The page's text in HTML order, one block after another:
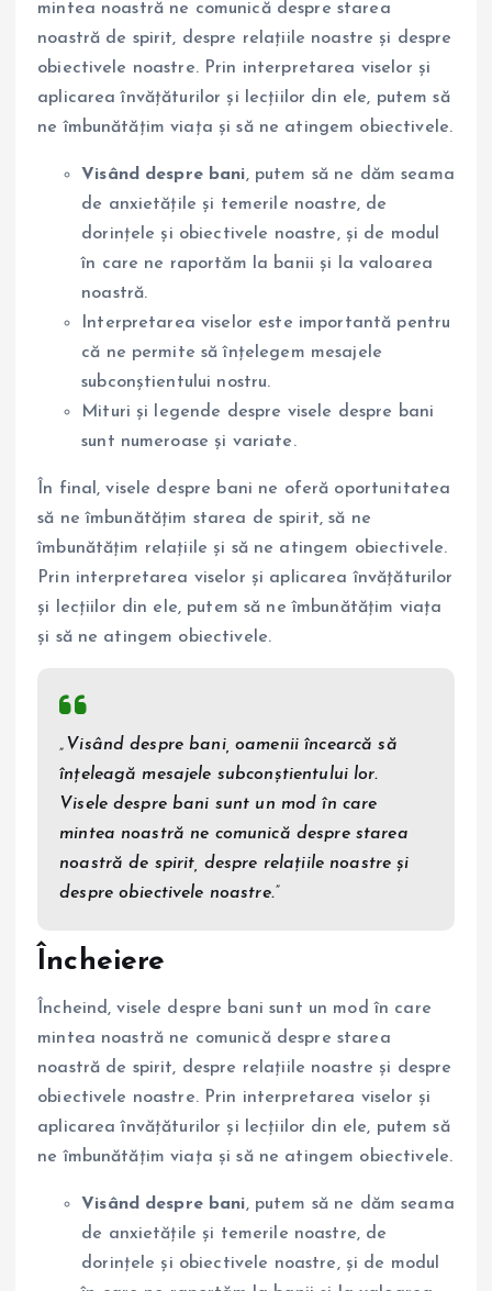
mintea noastră ne comunică despre starea
noastră de spirit, despre relațiile noastre și despre
obiectivele noastre. Prin interpretarea viselor și
aplicarea învățăturilor și lecțiilor din ele, putem să
ne îmbunătățim viața și să ne atingem obiectivele.
Visând despre bani, putem să ne dăm seama
de anxietățile și temerile noastre, de
dorințele și obiectivele noastre, și de modul
în care ne raportăm la banii și la valoarea
noastră.
Interpretarea viselor este importantă pentru
că ne permite să înțelegem mesajele
subconștientului nostru.
Mituri și legende despre visele despre bani
sunt numeroase și variate.
În final, visele despre bani ne oferă oportunitatea
să ne îmbunătățim starea de spirit, să ne
îmbunătățim relațiile și să ne atingem obiectivele.
Prin interpretarea viselor și aplicarea învățăturilor
și lecțiilor din ele, putem să ne îmbunătățim viața
și să ne atingem obiectivele.
„Visând despre bani, oamenii încearcă să
înțeleagă mesajele subconștientului lor.
Visele despre bani sunt un mod în care
mintea noastră ne comunică despre starea
noastră de spirit, despre relațiile noastre și
despre obiectivele noastre.”
Încheiere
Încheind, visele despre bani sunt un mod în care
mintea noastră ne comunică despre starea
noastră de spirit, despre relațiile noastre și despre
obiectivele noastre. Prin interpretarea viselor și
aplicarea învățăturilor și lecțiilor din ele, putem să
ne îmbunătățim viața și să ne atingem obiectivele.
Visând despre bani, putem să ne dăm seama
de anxietățile și temerile noastre, de
dorințele și obiectivele noastre, și de modul